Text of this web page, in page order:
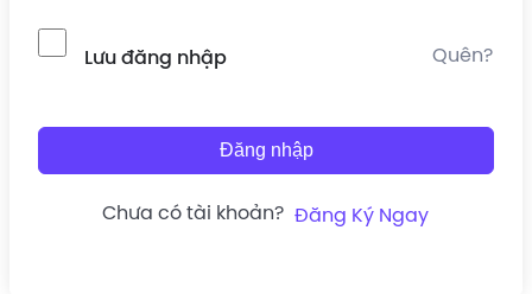
Lưu đăng nhập Quên?
Đăng nhập
Chưa có tài khoản? Đăng Ký Ngay